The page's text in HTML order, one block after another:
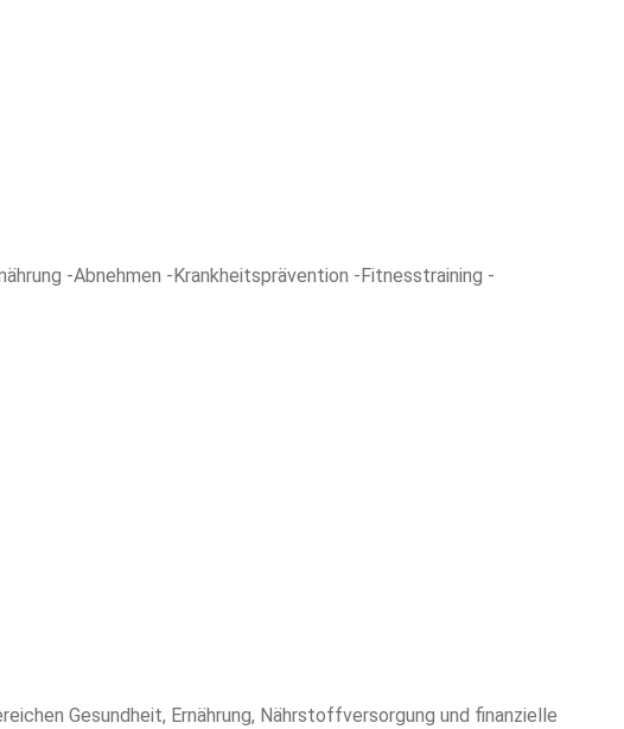
-Abnehmen -Krankheitsprävention -Fitnesstraining -
Gesundheit, Ernährung, Nährstoffversorgung und finanzielle